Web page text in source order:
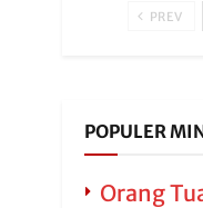
PREV
POPULER
Orang